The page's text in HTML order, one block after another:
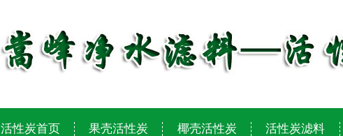
活性炭首页 果壳活性炭 椰壳活性炭 活性炭滤料